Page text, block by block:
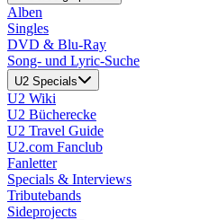
Alben
Singles
DVD & Blu-Ray
Song- und Lyric-Suche
U2 Specials
U2 Wiki
U2 Bücherecke
U2 Travel Guide
U2.com Fanclub
Fanletter
Specials & Interviews
Tributebands
Sideprojects